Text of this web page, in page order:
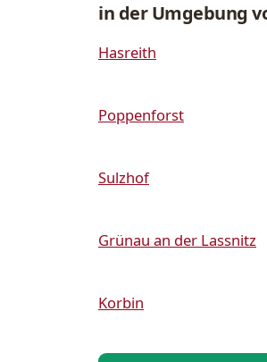
in der Umgebung
Hasreith
Poppenforst
Sulzhof
Grünau an der Lassnitz
Korbin